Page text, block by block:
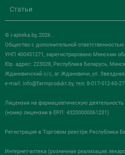
Статьи
© i-apteka.by, 2026 .
Общество с дополнительной
УНП 400451271, зарегистрировано Минским
Юр. адрес: 223028, Республика Беларусь,
Ждановичский с/с, аг.Ждановичи, ул.
e-mail: info@farmprodukt.by, тел: 8-017-512-65-27
Лицензия на фармацевтическую
(номер лицензии в ЕРЛ: 43200000061231)
Регистрация в Торговом реестре Республики
Интернет-аптека (розничная реализация